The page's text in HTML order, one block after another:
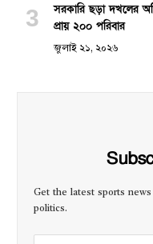
সরকারি ছড়া দখলের
প্রায় ২০০ পরিবার
জুলাই ২১, ২০২৬
Get the latest sports
politics.